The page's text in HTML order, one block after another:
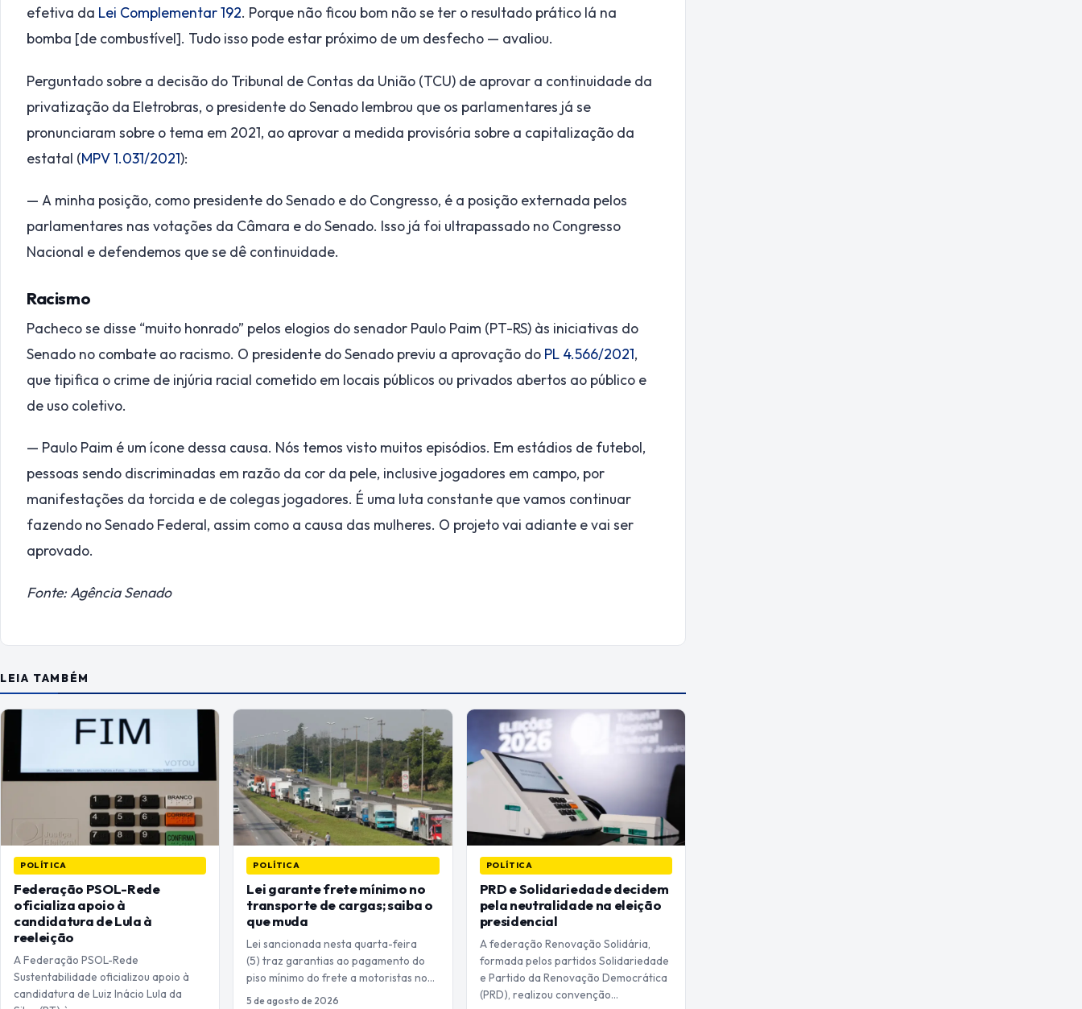
efetiva da Lei Complementar 192. Porque não ficou bom não se ter o resultado prático lá na
bomba [de combustível]. Tudo isso pode estar próximo de um desfecho — avaliou.
Perguntado sobre a decisão do Tribunal de Contas da União (TCU) de aprovar a continuidade da
privatização da Eletrobras, o presidente do Senado lembrou que os parlamentares já se
pronunciaram sobre o tema em 2021, ao aprovar a medida provisória sobre a capitalização da
estatal (MPV 1.031/2021):
— A minha posição, como presidente do Senado e do Congresso, é a posição externada pelos
parlamentares nas votações da Câmara e do Senado. Isso já foi ultrapassado no Congresso
Nacional e defendemos que se dê continuidade.
Racismo
Pacheco se disse “muito honrado” pelos elogios do senador Paulo Paim (PT-RS) às iniciativas do
Senado no combate ao racismo. O presidente do Senado previu a aprovação do PL 4.566/2021,
que tipifica o crime de injúria racial cometido em locais públicos ou privados abertos ao público e
de uso coletivo.
— Paulo Paim é um ícone dessa causa. Nós temos visto muitos episódios. Em estádios de futebol,
pessoas sendo discriminadas em razão da cor da pele, inclusive jogadores em campo, por
manifestações da torcida e de colegas jogadores. É uma luta constante que vamos continuar
fazendo no Senado Federal, assim como a causa das mulheres. O projeto vai adiante e vai ser
aprovado.
Fonte: Agência Senado
LEIA TAMBÉM
POLÍTICA
Federação PSOL-Rede
oficializa apoio à
candidatura de Lula à
reeleição
A Federação PSOL-Rede
Sustentabilidade oficializou apoio à
candidatura de Luiz Inácio Lula da
POLÍTICA
Lei garante frete mínimo no
transporte de cargas; saiba o
que muda
Lei sancionada nesta quarta-feira
(5) traz garantias ao pagamento do
piso mínimo do frete a motoristas no…
5 de agosto de 2026
POLÍTICA
PRD e Solidariedade decidem
pela neutralidade na eleição
presidencial
A federação Renovação Solidária,
formada pelos partidos Solidariedade
e Partido da Renovação Democrática
(PRD), realizou convenção…